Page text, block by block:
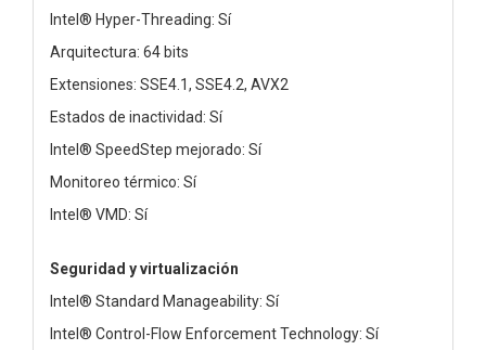
Intel® Hyper-Threading: Sí
Arquitectura: 64 bits
Extensiones: SSE4.1, SSE4.2, AVX2
Estados de inactividad: Sí
Intel® SpeedStep mejorado: Sí
Monitoreo térmico: Sí
Intel® VMD: Sí
Seguridad y virtualización
Intel® Standard Manageability: Sí
Intel® Control-Flow Enforcement Technology: Sí